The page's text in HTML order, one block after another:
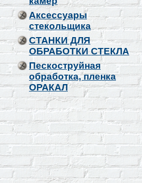
Аксессуары
стекольщика
СТАНКИ ДЛЯ
ОБРАБОТКИ СТЕКЛА
Пескоструйная
обработка, пленка
ОРАКАЛ